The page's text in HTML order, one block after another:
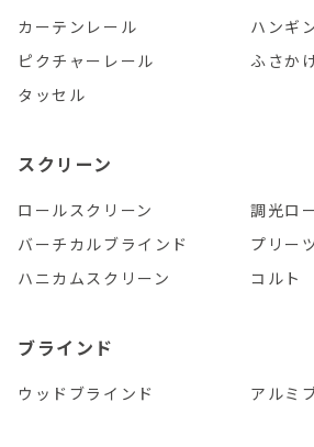
カーテンレール
ハンギ
ピクチャーレール
ふさか
タッセル
スクリーン
ロールスクリーン
調光ロ
バーチカルブラインド
プリー
ハニカムスクリーン
コルト
ブラインド
ウッドブラインド アルミ